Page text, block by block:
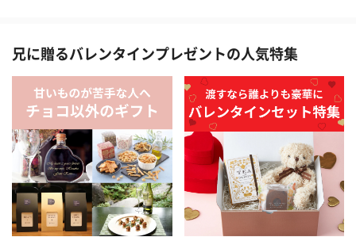
兄に贈るバレンタインプレゼントの人気特集